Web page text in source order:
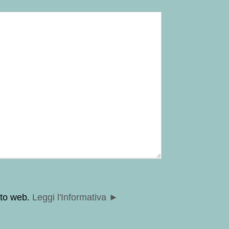
web. Leggi l'Informativa ►